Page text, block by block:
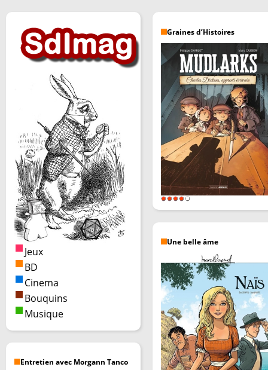
Jeux
BD
Cinema
Bouquins
Musique
Entretien avec Morgann Tanco
Graines d’Histoires
Une belle âme